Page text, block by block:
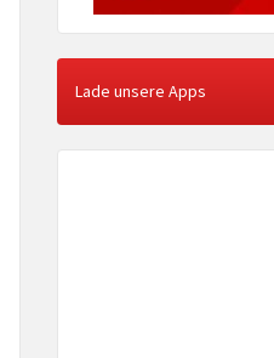
Lade unsere Apps